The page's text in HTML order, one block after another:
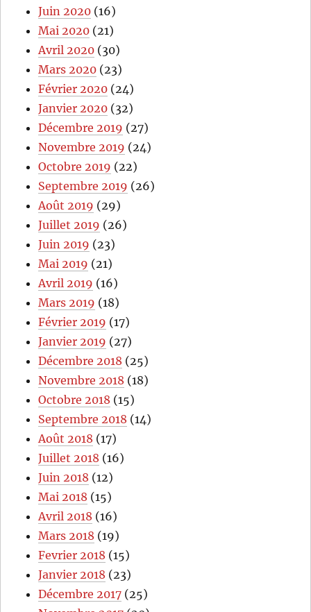
Juin 2020 (16)
Mai 2020 (21)
Avril 2020 (30)
Mars 2020 (23)
Février 2020 (24)
Janvier 2020 (32)
Décembre 2019 (27)
Novembre 2019 (24)
Octobre 2019 (22)
Septembre 2019 (26)
Août 2019 (29)
Juillet 2019 (26)
Juin 2019 (23)
Mai 2019 (21)
Avril 2019 (16)
Mars 2019 (18)
Février 2019 (17)
Janvier 2019 (27)
Décembre 2018 (25)
Novembre 2018 (18)
Octobre 2018 (15)
Septembre 2018 (14)
Août 2018 (17)
Juillet 2018 (16)
Juin 2018 (12)
Mai 2018 (15)
Avril 2018 (16)
Mars 2018 (19)
Fevrier 2018 (15)
Janvier 2018 (23)
Décembre 2017 (25)